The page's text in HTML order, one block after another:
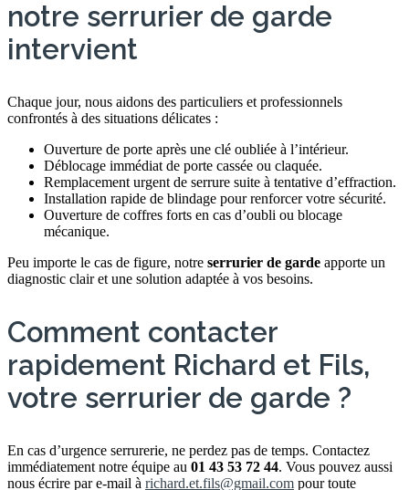
notre serrurier de garde
intervient
Chaque jour, nous aidons des particuliers et professionnels
confrontés à des situations délicates :
Ouverture de porte après une clé oubliée à l’intérieur.
Déblocage immédiat de porte cassée ou claquée.
Remplacement urgent de serrure suite à tentative d’effraction.
Installation rapide de blindage pour renforcer votre sécurité.
Ouverture de coffres forts en cas d’oubli ou blocage
mécanique.
Peu importe le cas de figure, notre serrurier de garde apporte un
diagnostic clair et une solution adaptée à vos besoins.
Comment contacter
rapidement Richard et Fils,
votre serrurier de garde ?
En cas d’urgence serrurerie, ne perdez pas de temps. Contactez
immédiatement notre équipe au 01 43 53 72 44. Vous pouvez aussi
nous écrire par e-mail à richard.et.fils@gmail.com pour toute